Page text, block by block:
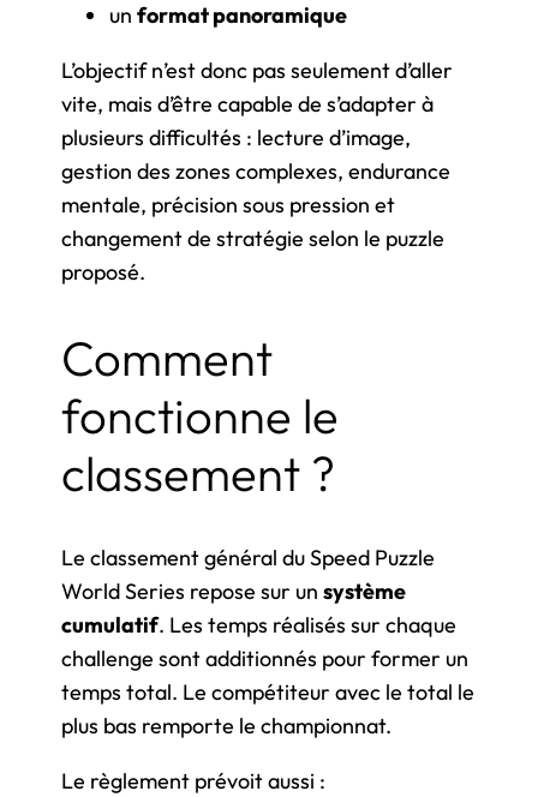
un format panoramique
L’objectif n’est donc pas seulement d’aller
vite, mais d’être capable de s’adapter à
plusieurs difficultés : lecture d’image,
gestion des zones complexes, endurance
mentale, précision sous pression et
changement de stratégie selon le puzzle
proposé.
Comment
fonctionne le
classement ?
Le classement général du Speed Puzzle
World Series repose sur un système
cumulatif. Les temps réalisés sur chaque
challenge sont additionnés pour former un
temps total. Le compétiteur avec le total le
plus bas remporte le championnat.
Le règlement prévoit aussi :